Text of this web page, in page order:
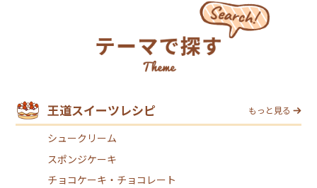
王道スイーツレシピ もっと見る
シュークリーム
スポンジケーキ
チョコケーキ・チョコレート